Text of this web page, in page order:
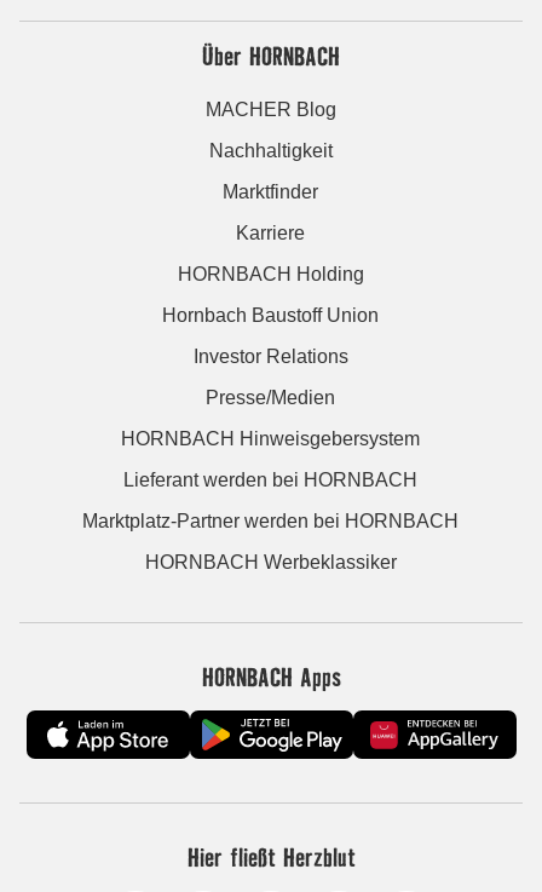
Über HORNBACH
MACHER Blog
Nachhaltigkeit
Marktfinder
Karriere
HORNBACH Holding
Hornbach Baustoff Union
Investor Relations
Presse/Medien
HORNBACH Hinweisgebersystem
Lieferant werden bei HORNBACH
Marktplatz-Partner werden bei HORNBACH
HORNBACH Werbeklassiker
HORNBACH Apps
Hier fließt Herzblut